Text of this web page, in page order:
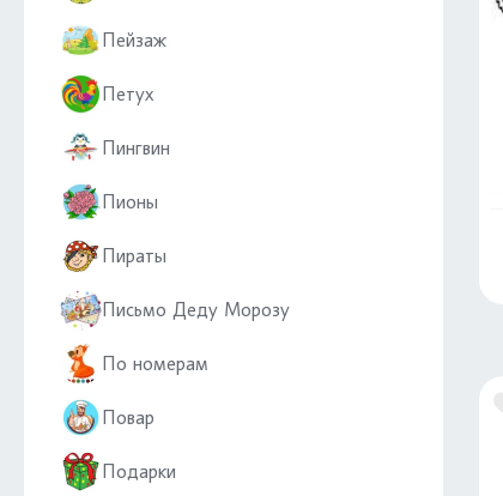
Пейзаж
Петух
Пингвин
Пионы
Пираты
Письмо Деду Морозу
По номерам
Повар
Подарки